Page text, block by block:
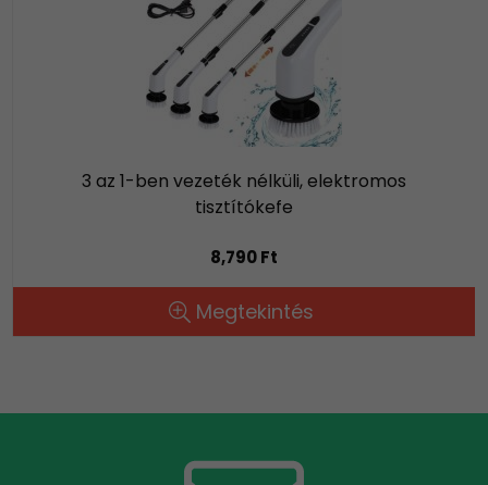
3 az 1-ben vezeték nélküli, elektromos
tisztítókefe
8,790 Ft
Megtekintés